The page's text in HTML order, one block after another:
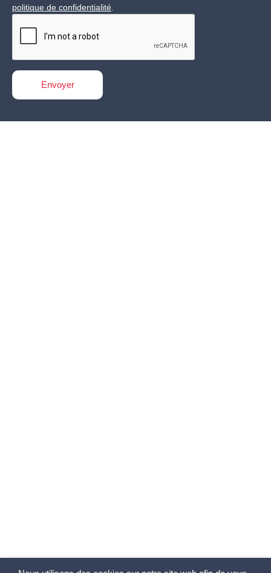
politique de confidentialité